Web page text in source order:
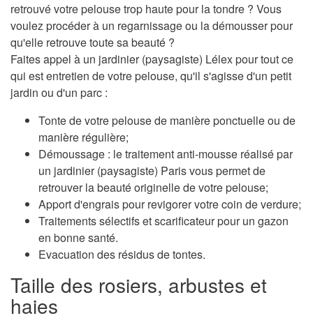
retrouvé votre pelouse trop haute pour la tondre ? Vous
voulez procéder à un regarnissage ou la démousser pour
qu'elle retrouve toute sa beauté ?
Faites appel à un jardinier (paysagiste) Lélex pour tout ce
qui est entretien de votre pelouse, qu'il s'agisse d'un petit
jardin ou d'un parc :
Tonte de votre pelouse de manière ponctuelle ou de
manière régulière;
Démoussage : le traitement anti-mousse réalisé par
un jardinier (paysagiste) Paris vous permet de
retrouver la beauté originelle de votre pelouse;
Apport d'engrais pour revigorer votre coin de verdure;
Traitements sélectifs et scarificateur pour un gazon
en bonne santé.
Evacuation des résidus de tontes.
Taille des rosiers, arbustes et
haies